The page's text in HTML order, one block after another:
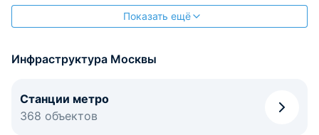
Показать ещё
Инфраструктура Москвы
Станции метро
368 объектов